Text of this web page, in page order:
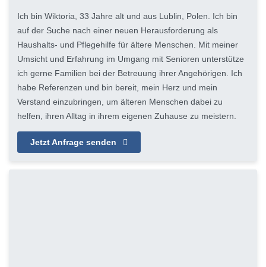
Ich bin Wiktoria, 33 Jahre alt und aus Lublin, Polen. Ich bin
auf der Suche nach einer neuen Herausforderung als
Haushalts- und Pflegehilfe für ältere Menschen. Mit meiner
Umsicht und Erfahrung im Umgang mit Senioren unterstütze
ich gerne Familien bei der Betreuung ihrer Angehörigen. Ich
habe Referenzen und bin bereit, mein Herz und mein
Verstand einzubringen, um älteren Menschen dabei zu
helfen, ihren Alltag in ihrem eigenen Zuhause zu meistern.
Jetzt Anfrage senden